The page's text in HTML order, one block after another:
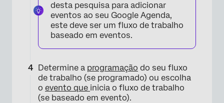
desta pesquisa para adicionar
eventos ao seu Google Agenda,
este deve ser um fluxo de trabalho
baseado em eventos.
Determine a programação do seu fluxo
de trabalho (se programado) ou escolha
o evento que inicia o fluxo de trabalho
(se baseado em evento).